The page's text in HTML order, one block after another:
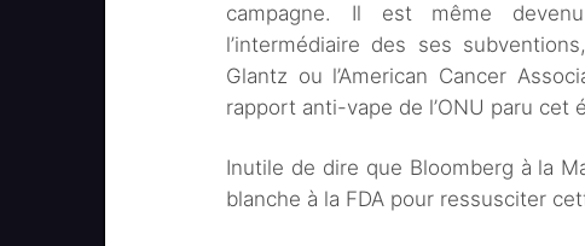
campagne. Il est même
l’intermédiaire des ses
Glantz ou l’American Cancer
rapport anti-vape de l’ONU paru cet
Inutile de dire que Bloomberg à la
blanche à la FDA pour ressusciter